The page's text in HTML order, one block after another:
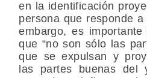
en la identificación
persona que responde
embargo, es
que “no son sólo las
que se expulsan y
las partes buenas del